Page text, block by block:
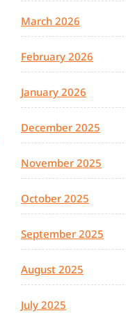
March 2026
February 2026
January 2026
December 2025
November 2025
October 2025
September 2025
August 2025
July 2025